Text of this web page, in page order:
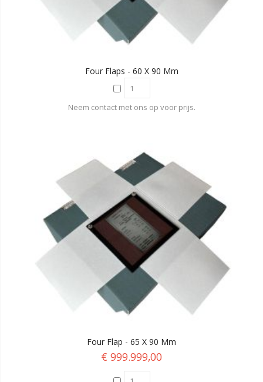
Four Flaps - 60 X 90 Mm
Neem contact met ons op voor prijs.
Four Flap - 65 X 90 Mm
€ 999.999,00